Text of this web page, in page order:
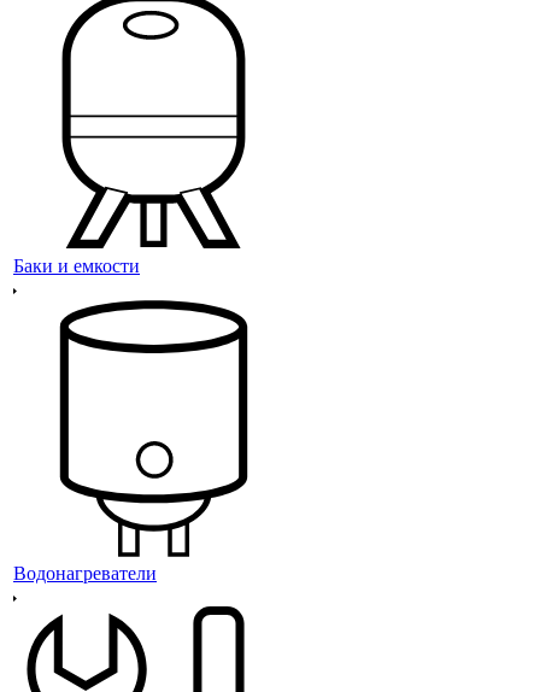
Баки и емкости
Водонагреватели